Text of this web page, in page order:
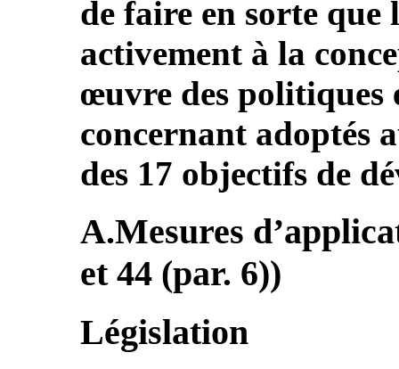
de faire en sorte
activement à la
œuvre des politiques
concernant adoptés
des 17 objectifs de
A.Mesures
et 44 (par. 6))
Législation